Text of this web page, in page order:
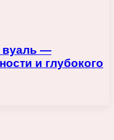
вуаль —
и глубокого